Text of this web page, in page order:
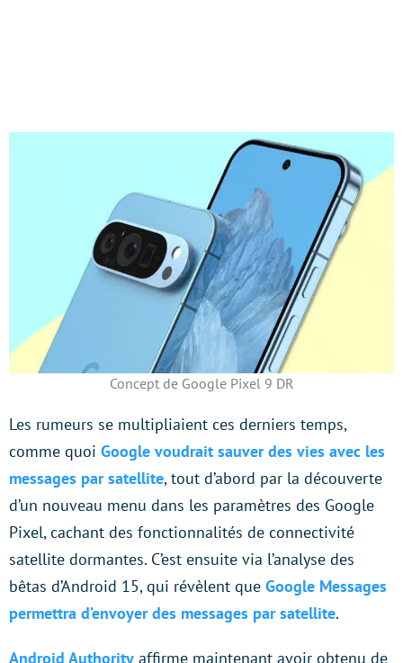
Concept de Google Pixel 9 DR
Les rumeurs se multipliaient ces derniers temps,
comme quoi Google voudrait sauver des vies avec les
messages par satellite, tout d’abord par la découverte
d’un nouveau menu dans les paramètres des Google
Pixel, cachant des fonctionnalités de connectivité
satellite dormantes. C’est ensuite via l’analyse des
bêtas d’Android 15, qui révèlent que Google Messages
permettra d’envoyer des messages par satellite.
Android Authority affirme maintenant avoir obtenu de